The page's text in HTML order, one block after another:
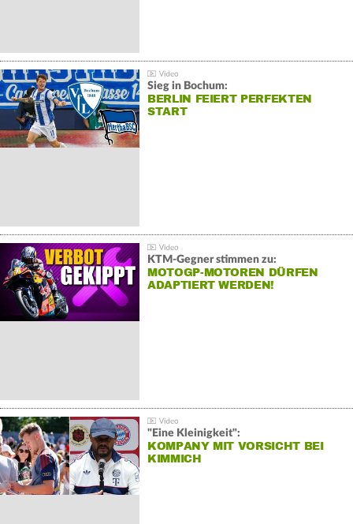
Sieg in Bochum:
BERLIN FEIERT PERFEKTEN
START
KTM-Gegner stimmen zu:
MOTOGP-MOTOREN DÜRFEN
ADAPTIERT WERDEN!
"Eine Kleinigkeit":
KOMPANY MIT VORSICHT BEI
KIMMICH